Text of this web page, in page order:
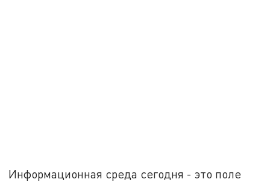
Информационная среда сегодня - это поле